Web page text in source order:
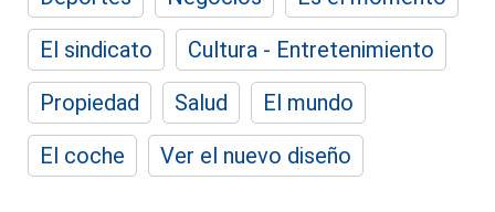
El sindicato
Cultura - Entretenimiento
Propiedad
Salud
El mundo
El coche
Ver el nuevo diseño